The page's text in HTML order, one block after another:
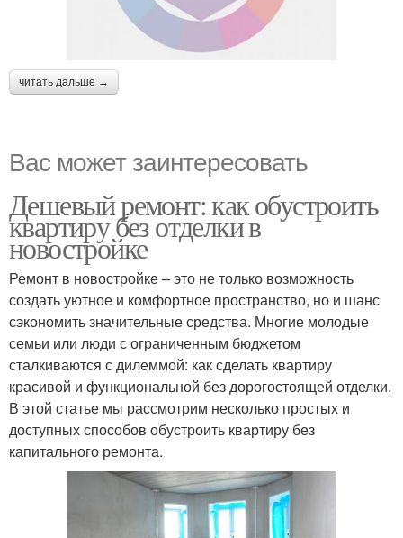
читать дальше →
Вас может заинтересовать
Дешевый ремонт: как обустроить
квартиру без отделки в
новостройке
Ремонт в новостройке – это не только возможность
создать уютное и комфортное пространство, но и шанс
сэкономить значительные средства. Многие молодые
семьи или люди с ограниченным бюджетом
сталкиваются с дилеммой: как сделать квартиру
красивой и функциональной без дорогостоящей отделки.
В этой статье мы рассмотрим несколько простых и
доступных способов обустроить квартиру без
капитального ремонта.